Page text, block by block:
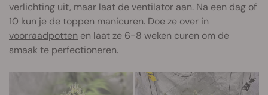
verlichting uit, maar laat de ventilator aan. Na een dag of
10 kun je de toppen manicuren. Doe ze over in
voorraadpotten en laat ze 6-8 weken curen om de
smaak te perfectioneren.